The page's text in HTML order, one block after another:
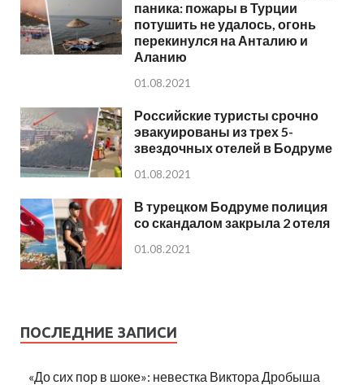
паника: пожары в Турции
потушить не удалось, огонь
перекинулся на Анталию и
Аланию
01.08.2021
Российские туристы срочно
эвакуированы из трех 5-
звездочных отелей в Бодруме
01.08.2021
В турецком Бодруме полиция
со скандалом закрыла 2 отеля
01.08.2021
ПОСЛЕДНИЕ ЗАПИСИ
«До сих пор в шоке»: невестка Виктора Дробыша